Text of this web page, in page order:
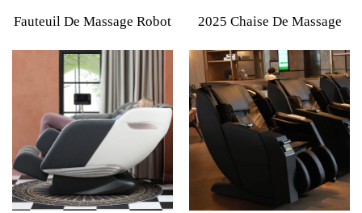
Fauteuil De Massage Robot
Des Jambes, Gravité Zéro
4D Électrique, Pour Le Dos
Et Le Cou, Fauteuil De
Massage Dubai Tech Avec
Mouvements Pour Les
Jambes
2025 Chaise De Massage
Humain, Airbags, Luxe,
Corps Entier, Intelligente,
Avec Haut-Parleur AI, 4D,
Gravité Zéro, Rouleaux
Pour Les Pieds